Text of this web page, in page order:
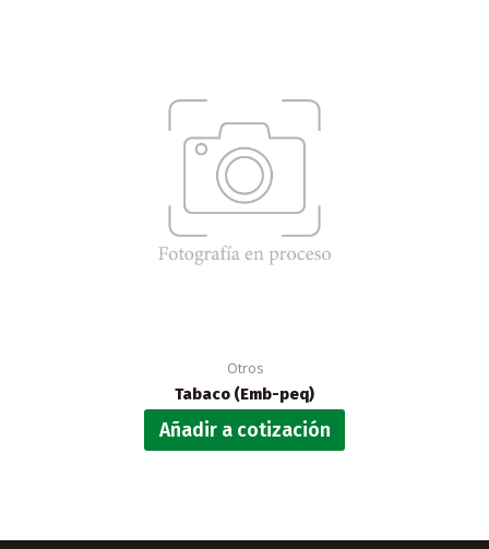
Otros
Tabaco (Emb-peq)
Añadir a cotización